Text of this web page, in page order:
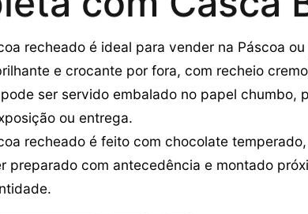
recheado é ideal para vender na Páscoa
e crocante por fora, com recheio
ser servido embalado no papel chumbo,
ou entrega.
recheado é feito com chocolate
preparado com antecedência e montado